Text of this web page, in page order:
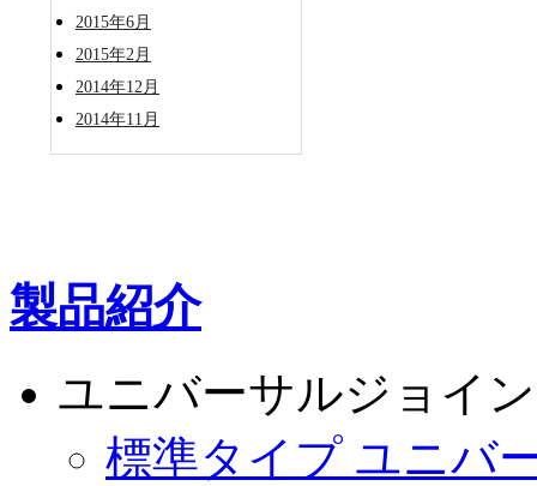
2015年6月
2015年2月
2014年12月
2014年11月
製品紹介
ユニバーサルジョイ
標準タイプ ユニバ